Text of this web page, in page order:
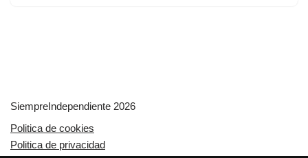
SiempreIndependiente 2026
Politica de cookies
Politica de privacidad